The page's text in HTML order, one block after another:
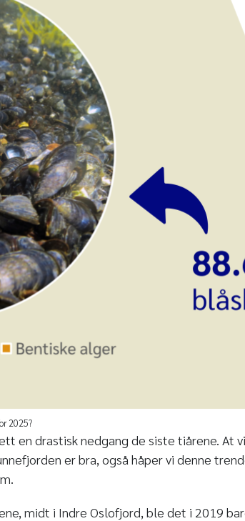
2025?
en drastisk nedgang de siste tiårene. At
er bra, også håper vi denne
midt i Indre Oslofjord, ble det i 2019